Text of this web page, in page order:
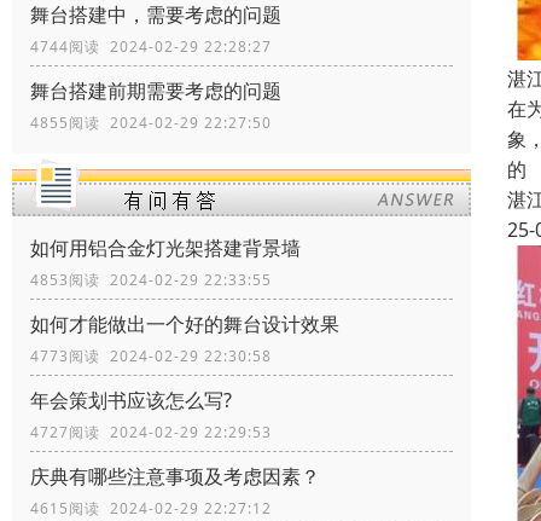
舞台搭建中，需要考虑的问题
4744阅读 2024-02-29 22:28:27
舞台搭建前期需要考虑的问题
4855阅读 2024-02-29 22:27:50
如何用铝合金灯光架搭建背景墙
4853阅读 2024-02-29 22:33:55
如何才能做出一个好的舞台设计效果
4773阅读 2024-02-29 22:30:58
年会策划书应该怎么写?
4727阅读 2024-02-29 22:29:53
庆典有哪些注意事项及考虑因素？
4615阅读 2024-02-29 22:27:12
湛
在
象
的
湛
25-